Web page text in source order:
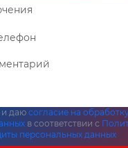
и даю согласие на
в соответствии с
персональных данных